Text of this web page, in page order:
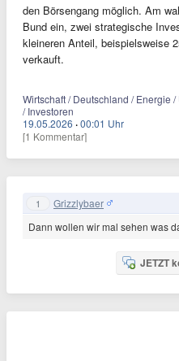
den Börsengang möglich. Am
Bund ein, zwei strategische
kleineren Anteil, beispielsweise
verkauft.
Wirtschaft / Deutschland / Energie
/ Investoren
19.05.2026 ·00:01 Uhr
[1 Kommentar]
1 Grizzlybaer
Dann wollen wir mal sehen was
JETZT